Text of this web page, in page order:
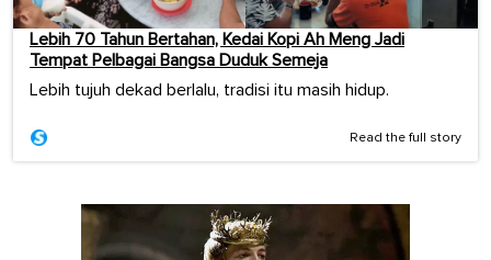
Lebih 70 Tahun Bertahan, Kedai Kopi Ah Meng Jadi
Tempat Pelbagai Bangsa Duduk Semeja
Lebih tujuh dekad berlalu, tradisi itu masih hidup.
Read the full story